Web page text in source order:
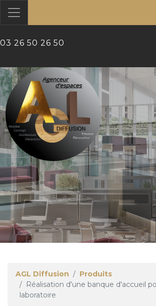
?>
03 26 50 26 50
AGL Diffusion
Produits
Réalisation d'une banque d'accueil
laboratoire